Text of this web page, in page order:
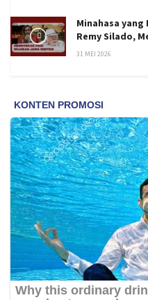
Minahasa yang
Remy Silado,
31 MEI 2026